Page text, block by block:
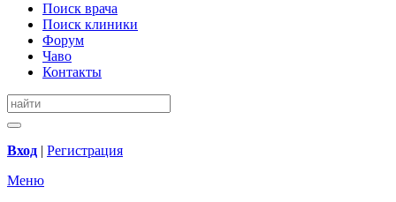
Поиск врача
Поиск клиники
Форум
Чаво
Контакты
Вход | Регистрация
Меню